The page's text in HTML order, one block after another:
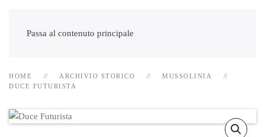
Passa al contenuto principale
HOME ARCHIVIO STORICO
MUSSOLINIA
DUCE FUTURISTA